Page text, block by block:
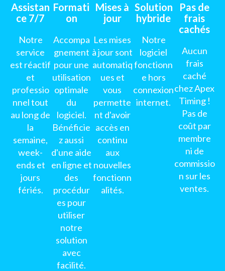
Assistan
ce 7/7
Notre
service
est réactif
et
professio
nnel tout
au long de
la
semaine,
week-
ends et
jours
fériés.
Formati
on
Accompa
gnement
pour une
utilisation
optimale
du
logiciel.
Bénéficie
z aussi
d'une aide
en ligne et
des
procédur
es pour
utiliser
notre
solution
avec
facilité.
Mises à
jour
Les mises
à jour sont
automatiq
ues et
vous
permette
nt d'avoir
accès en
continu
aux
nouvelles
fonctionn
alités.
Solution
hybride
Notre
logiciel
fonctionn
e hors
connexion
internet.
Pas de
frais
cachés
Aucun
frais
caché
chez Apex
Timing !
Pas de
coût par
membre
ni de
commissio
n sur les
ventes.